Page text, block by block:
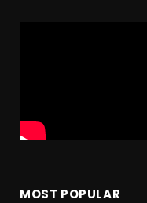
MOST POPULAR